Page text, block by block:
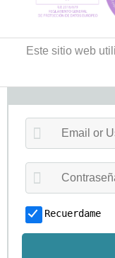
Este sitio web
Recuerdame